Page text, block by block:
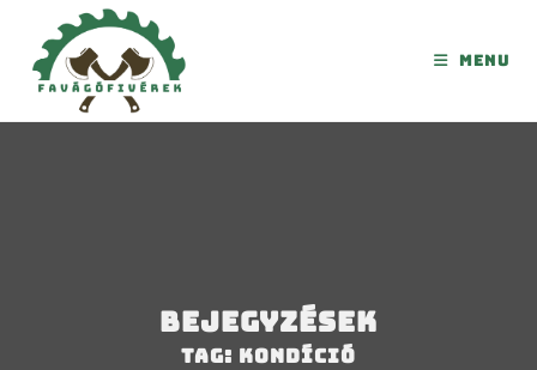
Menu
Bejegyzések
Tag: kondíció